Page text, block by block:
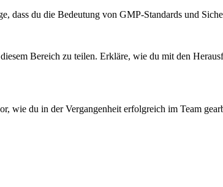
dass du die Bedeutung von GMP-Standards und
Bereich zu teilen. Erkläre, wie du mit den
wie du in der Vergangenheit erfolgreich im Team